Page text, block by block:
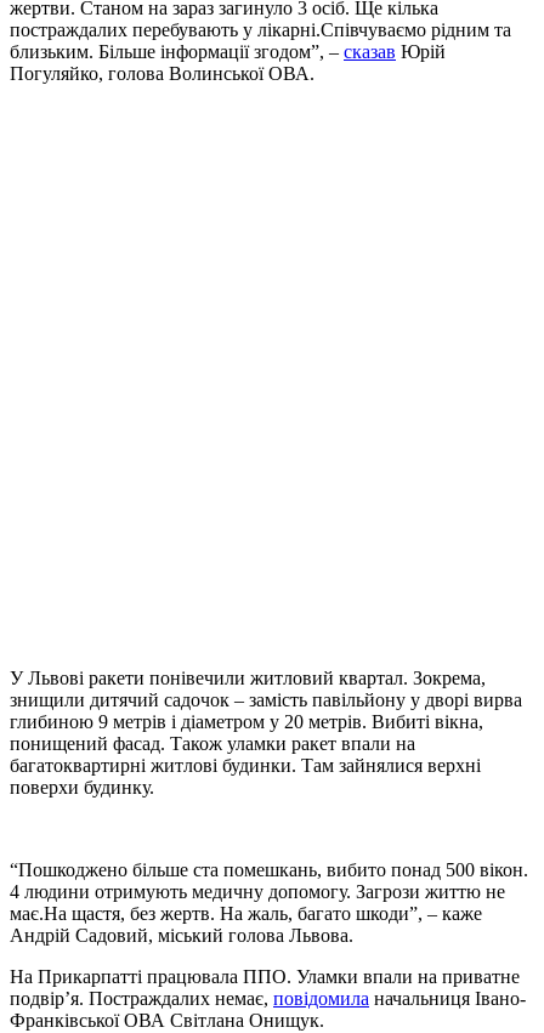
жертви. Станом на зараз загинуло 3 осіб. Ще кілька
постраждалих перебувають у лікарні.Співчуваємо рідним та
близьким. Більше інформації згодом”, – сказав Юрій
Погуляйко, голова Волинської ОВА.
У Львові ракети понівечили житловий квартал. Зокрема,
знищили дитячий садочок – замість павільйону у дворі вирва
глибиною 9 метрів і діаметром у 20 метрів. Вибиті вікна,
понищений фасад. Також уламки ракет впали на
багатоквартирні житлові будинки. Там зайнялися верхні
поверхи будинку.
“Пошкоджено більше ста помешкань, вибито понад 500 вікон.
4 людини отримують медичну допомогу. Загрози життю не
має.На щастя, без жертв. На жаль, багато шкоди”, – каже
Андрій Садовий, міський голова Львова.
На Прикарпатті працювала ППО. Уламки впали на приватне
подвір’я. Постраждалих немає, повідомила начальниця Івано-
Франківської ОВА Світлана Онищук.